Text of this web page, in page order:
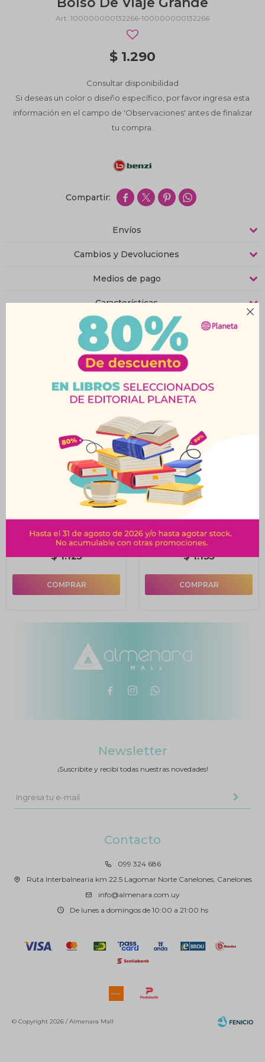

100000000132266-100000000132266
$ 1.290
Consultar disponibilidad
Si deseas un color o diseño específico, por favor ingresa esta
información en el campo de 'Observaciones' antes de finalizar
tu compra.
   
Envíos
Cambios y Devoluciones
Medios de pago
Características
Productos que te pueden interesar
Bolso Reportero Chico
$ 1.125
Portafolio Negro
$ 1.135
  
Contacto
099 324 686
Ruta Interbalnearia km 22.5 Lagomar Norte Canelones, Canelones
info@almenara.com.uy
De lunes a domingos de 10:00 a 21:00 hs
Newsletter
¡Suscribite y recibí todas nuestras novedades!
© Copyright 2026 / Almenara Mall